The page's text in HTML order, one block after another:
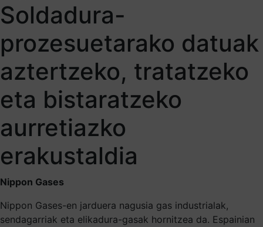
Soldadura-
prozesuetarako datuak
aztertzeko, tratatzeko
eta bistaratzeko
aurretiazko
erakustaldia
Nippon Gases
Nippon Gases-en jarduera nagusia gas industrialak,
sendagarriak eta elikadura-gasak hornitzea da. Espainian